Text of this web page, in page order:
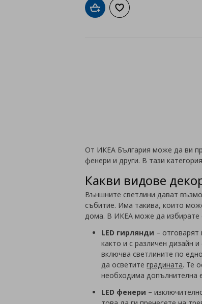
Добави в кошницата
Добави към списъка с
От ИКЕА България може да ви
фенери и други. В тази
Какви видове
Външните светлини дават
събитие. Има такива, които
дома. В ИКЕА може да избирате
LED гирлянди –
както и с различен дизайн
включва светлините по
да осветитеградината. Те
необходима допълнителна
LED фенери –